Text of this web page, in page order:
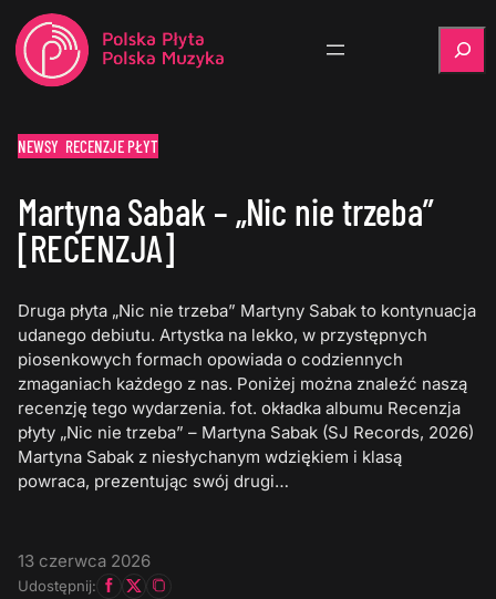
NEWSY RECENZJE PŁYT
Martyna Sabak – „Nic nie trzeba”
[RECENZJA]
Druga płyta „Nic nie trzeba” Martyny Sabak to kontynuacja
udanego debiutu. Artystka na lekko, w przystępnych
piosenkowych formach opowiada o codziennych
zmaganiach każdego z nas. Poniżej można znaleźć naszą
recenzję tego wydarzenia. fot. okładka albumu Recenzja
płyty „Nic nie trzeba” – Martyna Sabak (SJ Records, 2026)
Martyna Sabak z niesłychanym wdziękiem i klasą
powraca, prezentując swój drugi…
13 czerwca 2026
Udostępnij: